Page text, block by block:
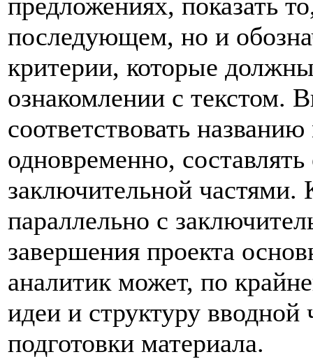
последующем, но и
критерии, которые
ознакомлении с текстом.
соответствовать
одновременно,
заключительной
параллельно с
завершения проекта
аналитик может, по
идеи и структуру
подготовки материала.